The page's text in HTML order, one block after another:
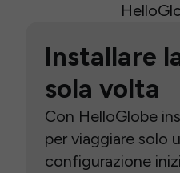
Installare
sola volta
Con HelloGlobe
per viaggiare solo
configurazione